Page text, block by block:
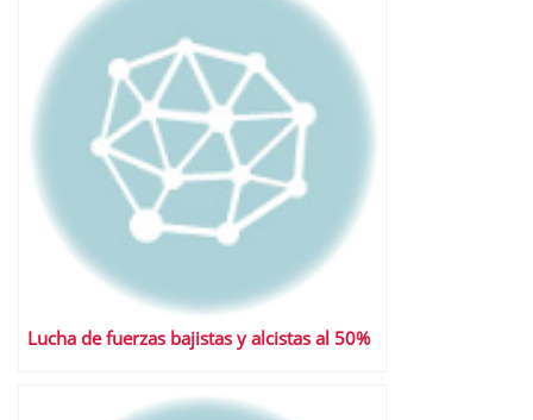
Lucha de fuerzas bajistas y alcistas al 50%